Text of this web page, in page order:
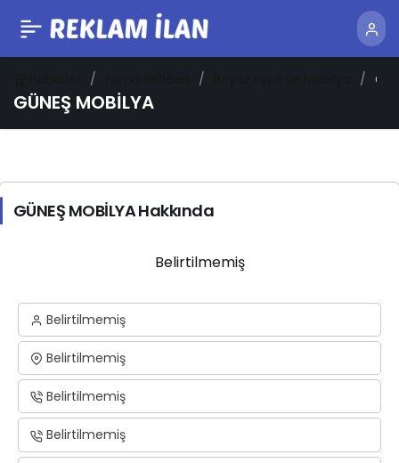
GÜNEŞ MOBİLYA
GÜNEŞ MOBİLYA Hakkında
Belirtilmemiş
Belirtilmemiş
Belirtilmemiş
Belirtilmemiş
Belirtilmemiş